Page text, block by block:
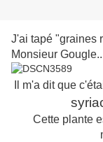
J'ai tapé "graines
Monsieur
Il m'a dit que
Cette plante